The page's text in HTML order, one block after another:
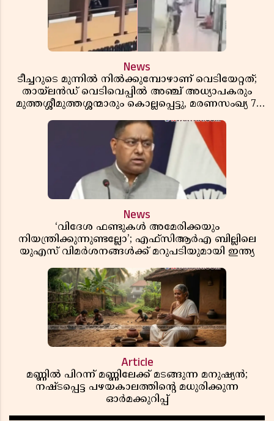
News
ടീച്ചറുടെ മുന്നിൽ നിൽക്കുമ്പോഴാണ് വെടിയേറ്റത്;
തായ്‌ലൻഡ് വെടിവെപ്പിൽ അഞ്ച് അധ്യാപകരും
മുത്തശ്ശീമുത്തശ്ശന്മാരും കൊല്ലപ്പെട്ടു, മരണസംഖ്യ 7;
News
‘വിദേശ ഫണ്ടുകൾ അമേരിക്കയും
നിയന്ത്രിക്കുന്നുണ്ടല്ലോ’; എഫ്സിആർഎ ബില്ലിലെ
യുഎസ് വിമർശനങ്ങൾക്ക് മറുപടിയുമായി ഇന്ത്യ
Article
മണ്ണിൽ പിറന്ന് മണ്ണിലേക്ക് മടങ്ങുന്ന മനുഷ്യൻ;
നഷ്ടപ്പെട്ട പഴയകാലത്തിൻ്റെ മധുരിക്കുന്ന
ഓർമക്കുറിപ്പ്